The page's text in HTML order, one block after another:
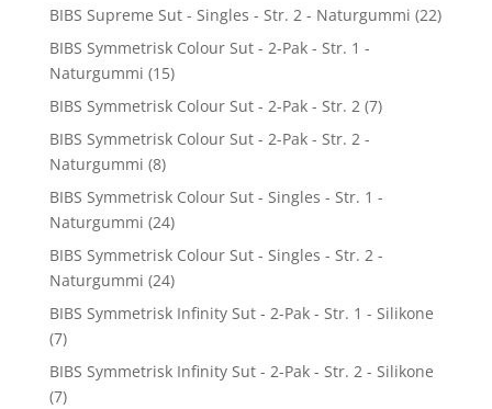
BIBS Supreme Sut - Singles - Str. 2 - Naturgummi (22)
BIBS Symmetrisk Colour Sut - 2-Pak - Str. 1 -
Naturgummi (15)
BIBS Symmetrisk Colour Sut - 2-Pak - Str. 2 (7)
BIBS Symmetrisk Colour Sut - 2-Pak - Str. 2 -
Naturgummi (8)
BIBS Symmetrisk Colour Sut - Singles - Str. 1 -
Naturgummi (24)
BIBS Symmetrisk Colour Sut - Singles - Str. 2 -
Naturgummi (24)
BIBS Symmetrisk Infinity Sut - 2-Pak - Str. 1 - Silikone
(7)
BIBS Symmetrisk Infinity Sut - 2-Pak - Str. 2 - Silikone
(7)